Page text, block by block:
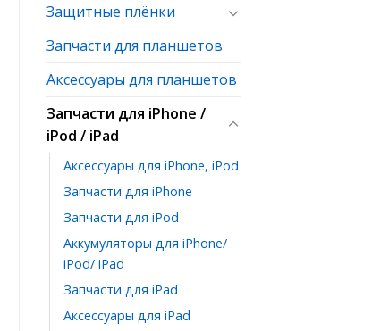
Защитные плёнки
Запчасти для планшетов
Аксессуары для планшетов
Запчасти для iPhone /
iPod / iPad
Аксессуары для iPhone, iPod
Запчасти для iPhone
Запчасти для iPod
Аккумуляторы для iPhone/
iPod/ iPad
Запчасти для iPad
Аксессуары для iPad